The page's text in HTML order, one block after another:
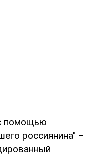
помощью
россиянина" –